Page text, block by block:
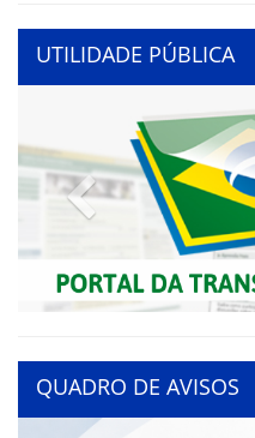
UTILIDADE PÚBLICA
Previous
QUADRO DE AVISOS